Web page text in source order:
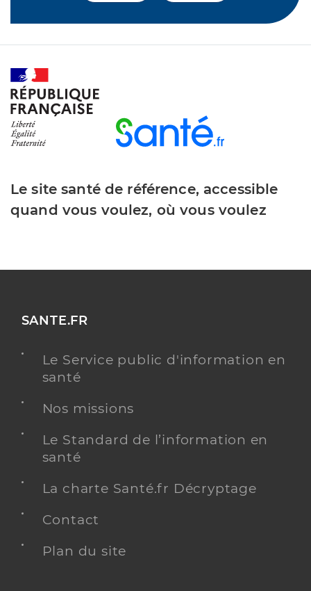
Le site santé de référence, accessible
quand vous voulez, où vous voulez
SANTE.FR
Le Service public d'information en
santé
Nos missions
Le Standard de l’information en
santé
La charte Santé.fr Décryptage
Contact
Plan du site